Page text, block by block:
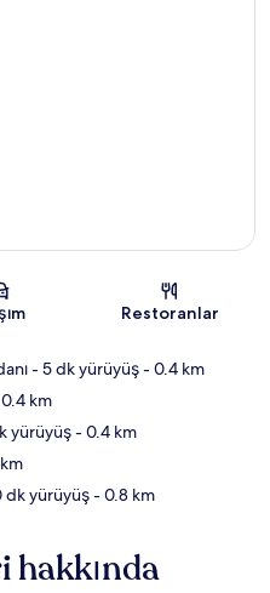
Restoranlar
- 5 dk yürüyüş- 0.4 km
km
yürüyüş- 0.4 km
dk yürüyüş- 0.8 km
hakkında